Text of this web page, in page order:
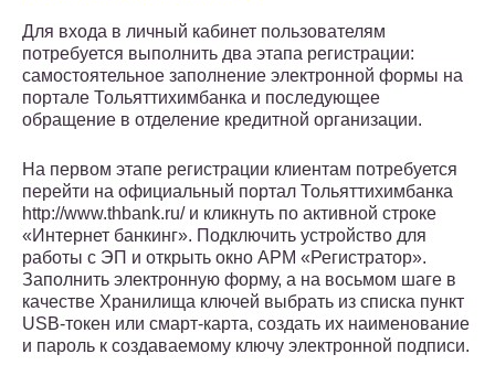
Для входа в личный кабинет пользователям
потребуется выполнить два этапа регистрации:
самостоятельное заполнение электронной формы на
портале Тольяттихимбанка и последующее
обращение в отделение кредитной организации.
На первом этапе регистрации клиентам потребуется
перейти на официальный портал Тольяттихимбанка
http://www.thbank.ru/ и кликнуть по активной строке
«Интернет банкинг». Подключить устройство для
работы с ЭП и открыть окно АРМ «Регистратор».
Заполнить электронную форму, а на восьмом шаге в
качестве Хранилища ключей выбрать из списка пункт
USB-токен или смарт-карта, создать их наименование
и пароль к создаваемому ключу электронной подписи.